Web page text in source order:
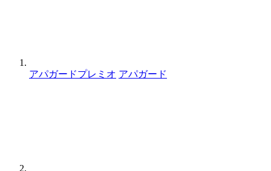
アパガードプレミオ アパガード